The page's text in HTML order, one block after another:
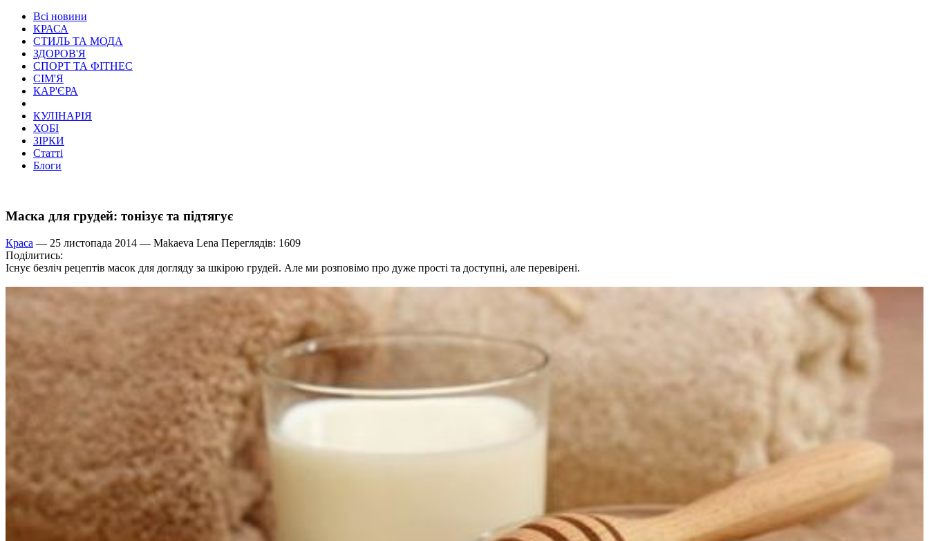
Всі новини
КРАСА
СТИЛЬ ТА МОДА
ЗДОРОВ'Я
СПОРТ ТА ФІТНЕС
СІМ'Я
КАР'ЄРА
КУЛІНАРІЯ
ХОБІ
ЗІРКИ
Статті
Блоги
Маска для грудей: тонізує та підтягує
Краса — 25 листопада 2014 — Makaeva Lena Переглядів: 1609
Поділитись:
Існує безліч рецептів масок для догляду за шкірою грудей. Але ми розповімо про дуже прості та доступні, але перевірені.